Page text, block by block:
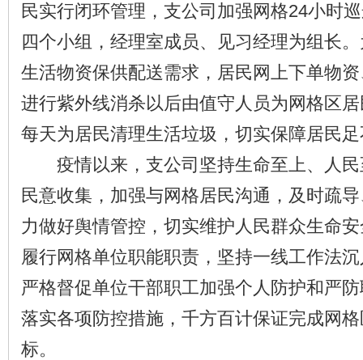
民实行闭环管理，支公司加强网格24小时
四个小组，经理室成员、见习经理为组长
生活物资保供配送需求，居民网上下单物
进行紫外线消杀以后由值守人员为网格区
每天为居民清理生活垃圾，切实保障居民
疫情以来，支公司坚持生命至上、人民
民意收集，加强与网格居民沟通，及时疏
力做好舆情管控，切实维护人民群众生命
履行网格单位职能职责，坚持一线工作法
严格督促单位干部职工加强个人防护和严
落实各项防控措施，千方百计保证完成网
标。